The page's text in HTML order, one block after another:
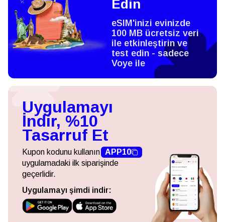
Edin
eSIM'inizi evinizde
100 MB ücretsiz veri
ile etkinleştirin ve
test edin - sadece
Voye ile
Uygulamayı
İndir, %10
Tasarruf Et
Kupon kodunu kullanın APP10
uygulamadaki ilk siparişinde
geçerlidir.
Uygulamayı şimdi indir: